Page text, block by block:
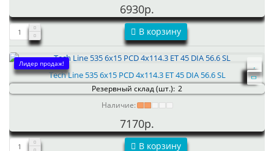
6930р.
В корзину
Лидер продаж!
Tech Line 535 6x15 PCD 4x114.3 ET 45 DIA 56.6 SL
Резервный склад (шт.): 2
Наличие:
7170р.
В корзину